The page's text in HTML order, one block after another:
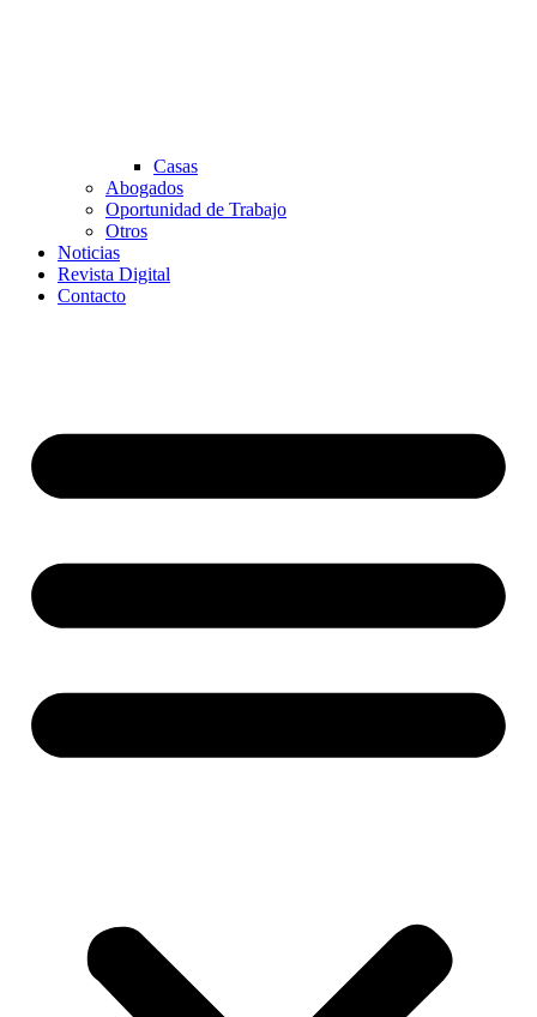
Casas
Abogados
Oportunidad de Trabajo
Otros
Noticias
Revista Digital
Contacto